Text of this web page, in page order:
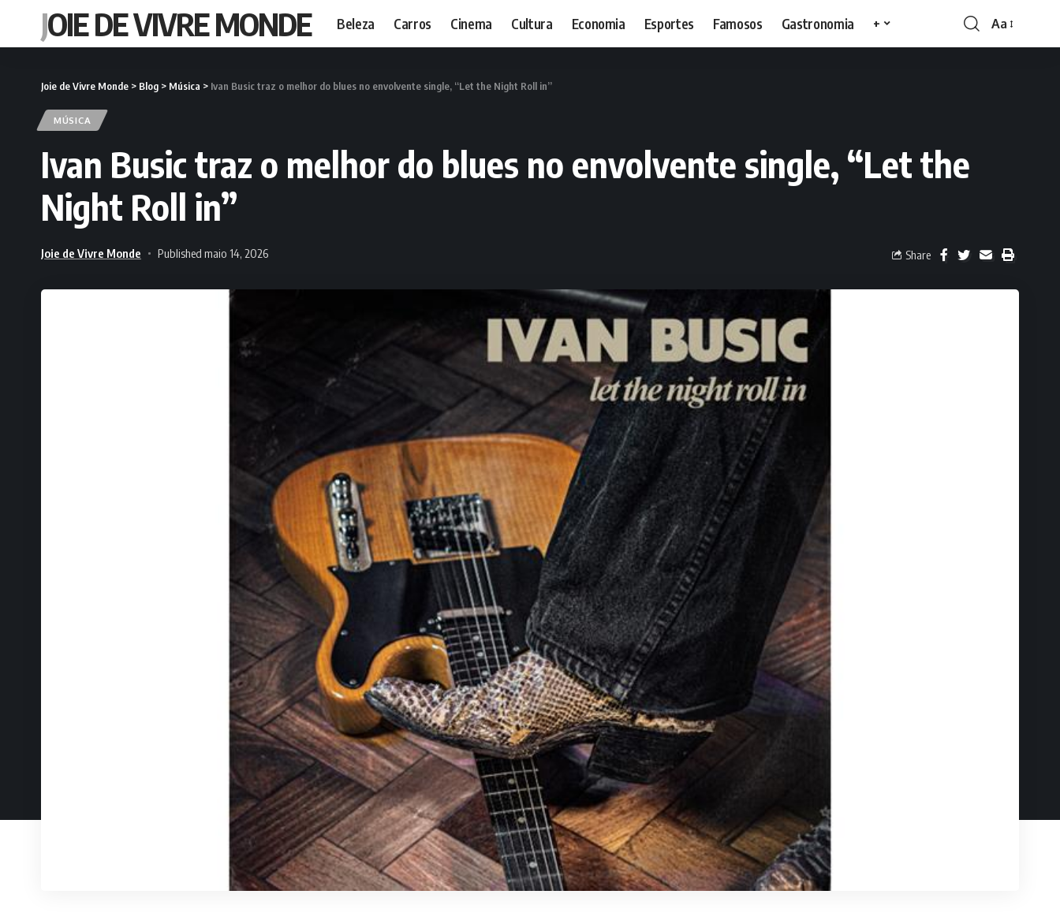
JOIE DE VIVRE MONDE Beleza Carros Cinema Cultura Economia Esportes Famosos Gastronomia + Aa
Joie de Vivre Monde > Blog > Música > Ivan Busic traz o melhor do blues no envolvente single, “Let the Night Roll in”
MÚSICA
Ivan Busic traz o melhor do blues no envolvente single, “Let the
Night Roll in”
Joie de Vivre Monde Published maio 14, 2026 Share